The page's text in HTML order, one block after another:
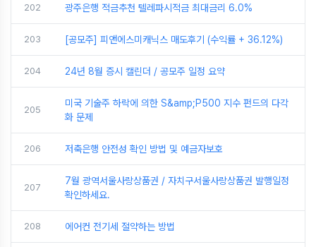
202 광주은행 적금추천 텔레파시적금 최대금리 6.0%
203 [공모주] 피앤에스미캐닉스 매도후기 (수익률 + 36.12%)
204 24년 8월 증시 캘린더 / 공모주 일정 요약
205
미국 기술주 하락에 의한 S&amp;P500 지수 펀드의 다각
화 문제
206 저축은행 안전성 확인 방법 및 예금자보호
207
7월 광역서울사랑상품권 / 자치구서울사랑상품권 발행일정
확인하세요.
208 에어컨 전기세 절약하는 방법